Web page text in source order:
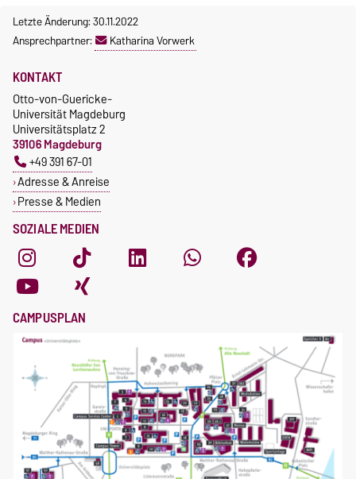
Letzte Änderung: 30.11.2022
Ansprechpartner:
Katharina Vorwerk
SOZIALE MEDIEN
KONTAKT
Otto-von-Guericke-
Universität Magdeburg
Universitätsplatz 2
39106 Magdeburg
+49 391 67-01
Adresse & Anreise
Presse & Medien
CAMPUSPLAN